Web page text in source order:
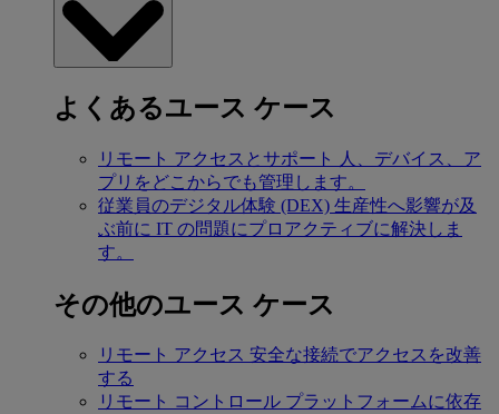
よくあるユース ケース
リモート アクセスとサポート
人、デバイス、ア
プリをどこからでも管理します。
従業員のデジタル体験 (DEX) 生産性へ影響が及
ぶ前に IT の問題にプロアクティブに解決しま
す。
その他のユース ケース
リモート アクセス 安全な接続でアクセスを改善
する
リモート コントロール プラットフォームに依存